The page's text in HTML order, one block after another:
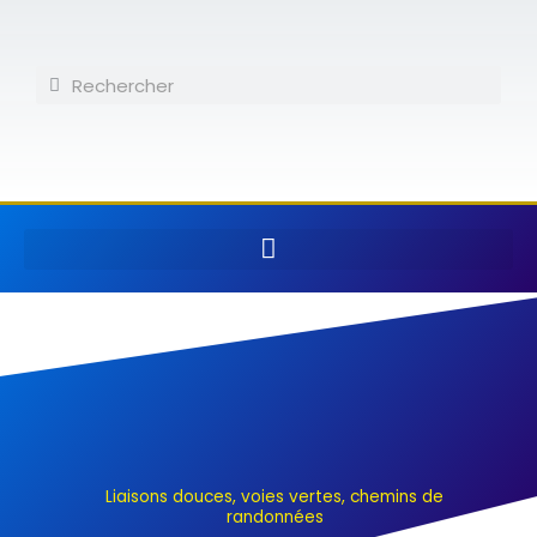
contenuRechercher
Rechercher
Liaisons douces, voies vertes, chemins de
randonnées